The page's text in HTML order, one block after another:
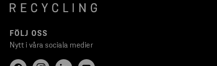
FÖLJ OSS
Nytt i våra sociala medier